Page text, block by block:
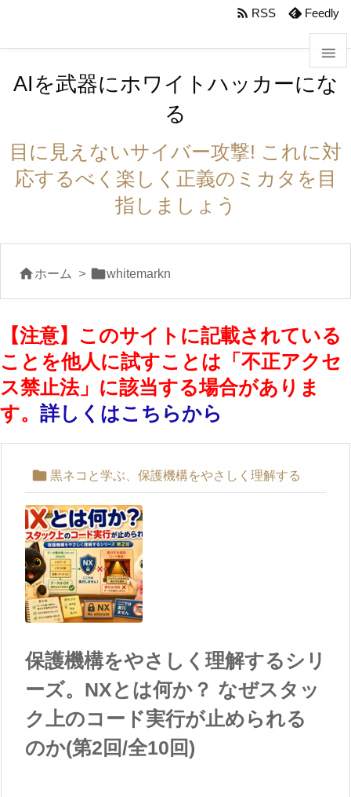



サイ


 RSS Feedly
AIを武器にホワイトハッカーにな
る
目に見えないサイバー攻撃! これに対
応するべく楽しく正義のミカタを目
指しましょう
ホーム > whitemarkn
【注意】このサイトに記載されている
ことを他人に試すことは「不正アクセ
ス禁止法」に該当する場合がありま
す。 詳しくはこちらから
 黒ネコと学ぶ、保護機構をやさしく理解する
保護機構をやさしく理解するシリ
ーズ。NXとは何か？ なぜスタッ
ク上のコード実行が止められる
のか(第2回/全10回)